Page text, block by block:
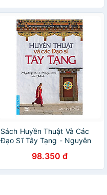
Sách Huyền Thuật Và Các
Đạo Sĩ Tây Tạng - Nguyên
98.350 đ